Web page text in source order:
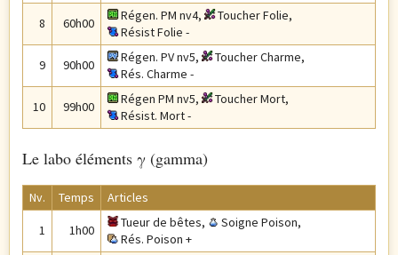
8 60h00 Régen. PM nv4, Toucher Folie,
Résist Folie -
9 90h00 Régen. PV nv5, Toucher Charme,
Rés. Charme -
10 99h00 Régen PM nv5, Toucher Mort,
Résist. Mort -
Le labo éléments γ (gamma)
Nv. Temps Articles
1 1h00 Tueur de bêtes, Soigne Poison,
Rés. Poison +